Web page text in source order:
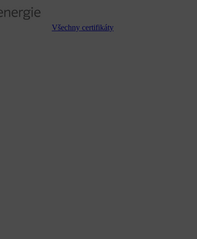
Všechny certifikáty